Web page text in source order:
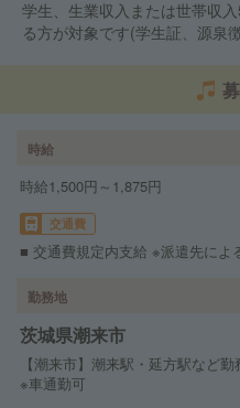
学生、生業収入または世帯収
る方が対象です(学生証、源泉
時給
時給1,500円～1,875円
交通費
■ 交通費規定内支給 ※派遣先によ
勤務地
茨城県潮来市
【潮来市】潮来駅・延方駅など勤
※車通勤可